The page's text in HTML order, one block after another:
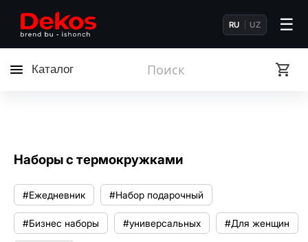
RU UZ ☰
Каталог
Наборы с термокружками
#Ежедневник #Набор подарочный
#Бизнес наборы #универсальных #Для женщин